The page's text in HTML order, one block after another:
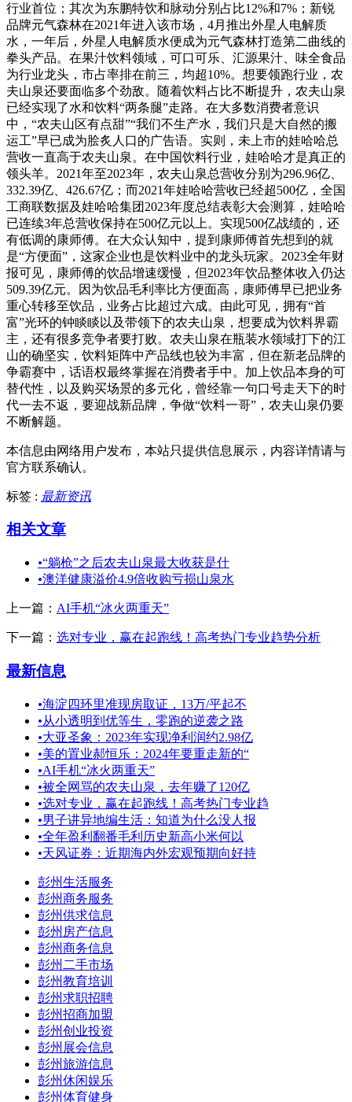
行业首位；其次为东鹏特饮和脉动分别占比12%和7%；新锐
品牌元气森林在2021年进入该市场，4月推出外星人电解质
水，一年后，外星人电解质水便成为元气森林打造第二曲线的
拳头产品。在果汁饮料领域，可口可乐、汇源果汁、味全食品
为行业龙头，市占率排在前三，均超10%。想要领跑行业，农
夫山泉还要面临多个劲敌。随着饮料占比不断提升，农夫山泉
已经实现了水和饮料“两条腿”走路。在大多数消费者意识
中，“农夫山区有点甜”“我们不生产水，我们只是大自然的搬
运工”早已成为脍炙人口的广告语。实则，未上市的娃哈哈总
营收一直高于农夫山泉。在中国饮料行业，娃哈哈才是真正的
领头羊。2021年至2023年，农夫山泉总营收分别为296.96亿、
332.39亿、426.67亿；而2021年娃哈哈营收已经超500亿，全国
工商联数据及娃哈哈集团2023年度总结表彰大会测算，娃哈哈
已连续3年总营收保持在500亿元以上。实现500亿战绩的，还
有低调的康师傅。在大众认知中，提到康师傅首先想到的就
是“方便面”，这家企业也是饮料业中的龙头玩家。2023全年财
报可见，康师傅的饮品增速缓慢，但2023年饮品整体收入仍达
509.39亿元。因为饮品毛利率比方便面高，康师傅早已把业务
重心转移至饮品，业务占比超过六成。由此可见，拥有“首
富”光环的钟睒睒以及带领下的农夫山泉，想要成为饮料界霸
主，还有很多竞争者要打败。农夫山泉在瓶装水领域打下的江
山的确坚实，饮料矩阵中产品线也较为丰富，但在新老品牌的
争霸赛中，话语权最终掌握在消费者手中。加上饮品本身的可
替代性，以及购买场景的多元化，曾经靠一句口号走天下的时
代一去不返，要迎战新品牌，争做“饮料一哥”，农夫山泉仍要
不断解题。
本信息由网络用户发布， 本站只提供信息展示，内容详情请与
官方联系确认。
标签 : 最新资讯
相关文章
•“躺枪”之后农夫山泉最大收获是什
•澳洋健康溢价4.9倍收购亏损山泉水
上一篇： AI手机“冰火两重天”
下一篇： 选对专业，赢在起跑线！高考热门专业趋势分析
最新信息
•海淀四环里准现房取证，13万/平起不
•从小透明到优等生，零跑的逆袭之路
•大亚圣象：2023年实现净利润约2.98亿
•美的置业郝恒乐：2024年要重走新的“
•AI手机“冰火两重天”
•被全网骂的农夫山泉，去年赚了120亿
•选对专业，赢在起跑线！高考热门专业趋
•男子讲异地编生活：知道为什么没人报
•全年盈利翻番毛利历史新高小米何以
•天风证券：近期海内外宏观预期向好持
彭州生活服务
彭州商务服务
彭州供求信息
彭州房产信息
彭州商务信息
彭州二手市场
彭州教育培训
彭州求职招聘
彭州招商加盟
彭州创业投资
彭州展会信息
彭州旅游信息
彭州休闲娱乐
彭州体育健身